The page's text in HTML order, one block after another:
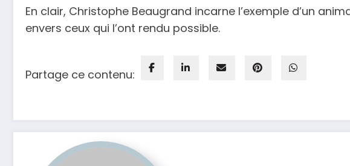
En clair, Christophe Beaugrand incarne l’exemple d’un
envers ceux qui l’ont rendu possible.
Partage ce contenu: